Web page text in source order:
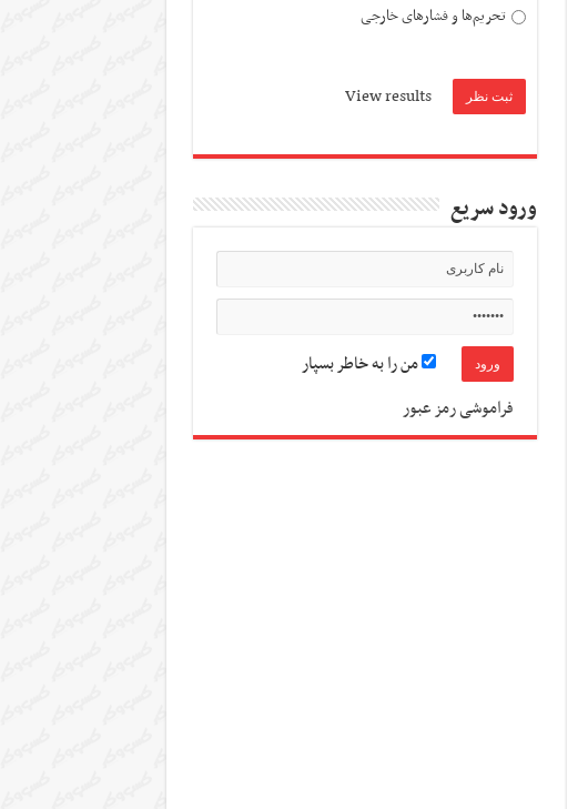
تحریم‌ها و فشارهای خارجی
View results
ورود سریع
من را به خاطر بسپار
فراموشی رمز عبور